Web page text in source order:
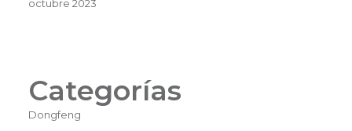
octubre 2023
Categorías
Dongfeng